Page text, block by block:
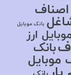
اصناف
بانک موبایل
ارز
بانک
موبایل